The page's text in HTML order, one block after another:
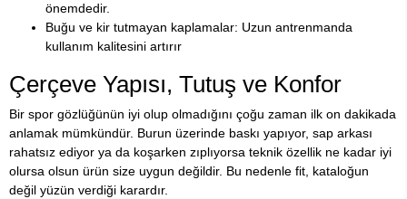
önemdedir.
Buğu ve kir tutmayan kaplamalar: Uzun antrenmanda
kullanım kalitesini artırır
Çerçeve Yapısı, Tutuş ve Konfor
Bir spor gözlüğünün iyi olup olmadığını çoğu zaman ilk on dakikada
anlamak mümkündür. Burun üzerinde baskı yapıyor, sap arkası
rahatsız ediyor ya da koşarken zıplıyorsa teknik özellik ne kadar iyi
olursa olsun ürün size uygun değildir. Bu nedenle fit, kataloğun
değil yüzün verdiği karardır.